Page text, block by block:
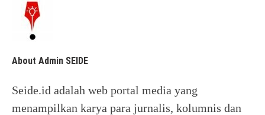
About Admin SEIDE
Seide.id adalah web portal media yang
menampilkan karya para jurnalis, kolumnis dan